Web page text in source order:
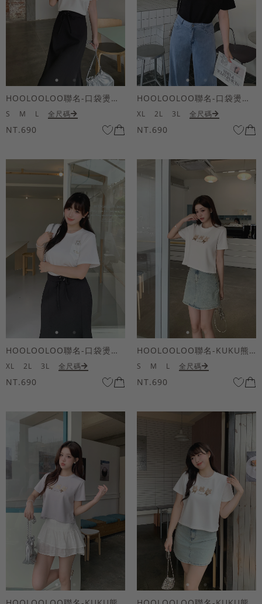
HOOLOOLOO聯名-口袋燙金KUKU熊短袖上衣
S M L 全尺碼
NT.690
HOOLOOLOO聯名-口袋燙金KUKU熊短袖上衣
XL 2L 3L 全尺碼
NT.690
HOOLOOLOO聯名-口袋燙金KUKU熊短袖上衣
XL 2L 3L 全尺碼
NT.690
HOOLOOLOO聯名-KUKU熊蝴蝶結短袖上衣
S M L 全尺碼
NT.690